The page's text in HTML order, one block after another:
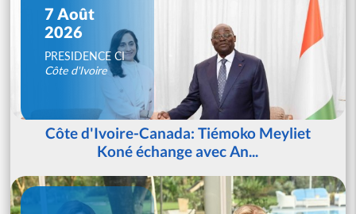
7 Août
2026
PRESIDENCE CI
Côte d'Ivoire
Côte d'Ivoire-Canada: Tiémoko Meyliet
Koné échange avec An...